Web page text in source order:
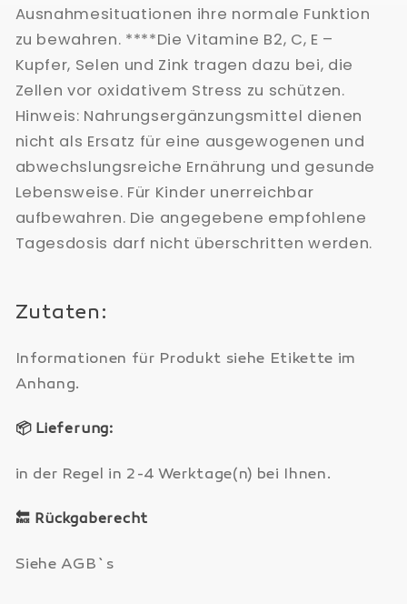
Ausnahmesituationen ihre normale Funktion
zu bewahren. ****Die Vitamine B2, C, E –
Kupfer, Selen und Zink tragen dazu bei, die
Zellen vor oxidativem Stress zu schützen.
Hinweis: Nahrungsergänzungsmittel dienen
nicht als Ersatz für eine ausgewogenen und
abwechslungsreiche Ernährung und gesunde
Lebensweise. Für Kinder unerreichbar
aufbewahren. Die angegebene empfohlene
Tagesdosis darf nicht überschritten werden.
Zutaten:
Informationen für Produkt siehe Etikette im
Anhang.
📦 Lieferung:
in der Regel in 2-4 Werktage(n) bei Ihnen.
🔙 Rückgaberecht
Siehe AGB`s